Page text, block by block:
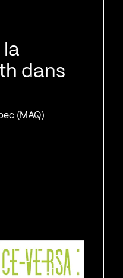
la
dans
(MAQ)